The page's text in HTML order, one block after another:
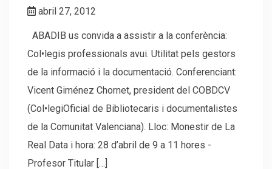
abril 27, 2012
ABADIB us convida a assistir a la conferència:
Col•legis professionals avui. Utilitat pels gestors
de la informació i la documentació. Conferenciant:
Vicent Giménez Chornet, president del COBDCV
(Col•legiOficial de Bibliotecaris i documentalistes
de la Comunitat Valenciana). Lloc: Monestir de La
Real Data i hora: 28 d’abril de 9 a 11 hores -
Profesor Titular […]